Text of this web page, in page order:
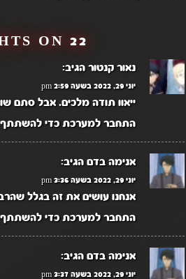
22 THOUGHTS ON “
נאור קנטור הגיב:
יוני 29, 2022 בשעה 2:59 pm
ייאוו תודה מלכים. אבל סתם
התחבר למערכת כדי להשתתף
אנימה בדם הגיב:
יוני 29, 2022 בשעה 3:36 pm
אנחנו עושים את זה בגלל
התחבר למערכת כדי להשתתף
אנימה בדם הגיב:
יוני 29, 2022 בשעה 3:37 pm